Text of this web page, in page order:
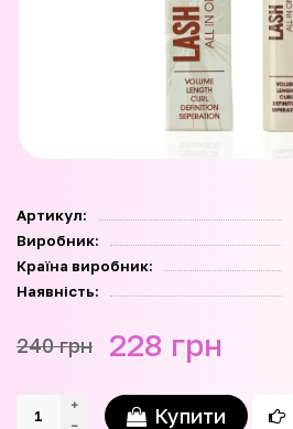
Артикул:
Виробник:
Країна виробник:
Наявність:
240 грн 228 грн
Купити